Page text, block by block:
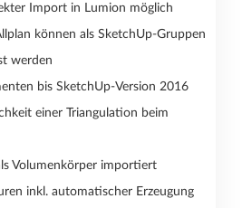
Import in Lumion möglich
können als SketchUp-Gruppen
werden
bis SketchUp-Version 2016
einer Triangulation beim
Volumenkörper importiert
inkl. automatischer Erzeugung